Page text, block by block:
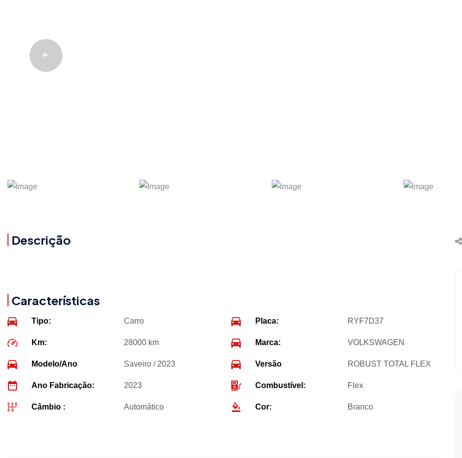
Descrição
Características
Tipo: Carro Placa: RYF7D37
Km: 28000 km Marca: VOLKSWAGEN
Modelo/Ano Saveiro / 2023 Versão ROBUST TOTAL FLEX
Ano Fabricação: 2023 Combustível: Flex
Câmbio : Automático Cor: Branco